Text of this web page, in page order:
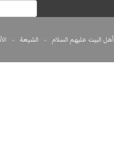
أهل البيت عليهم السلام الشيعة